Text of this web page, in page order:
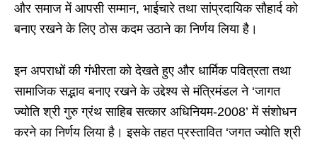
और समाज में आपसी सम्मान, भाईचारे तथा सांप्रदायिक सौहार्द को
बनाए रखने के लिए ठोस कदम उठाने का निर्णय लिया है।
इन अपराधों की गंभीरता को देखते हुए और धार्मिक पवित्रता तथा
सामाजिक सद्भाव बनाए रखने के उद्देश्य से मंत्रिमंडल ने ‘जागत
ज्योति श्री गुरु ग्रंथ साहिब सत्कार अधिनियम-2008’ में संशोधन
करने का निर्णय लिया है। इसके तहत प्रस्तावित ‘जगत ज्योति श्री